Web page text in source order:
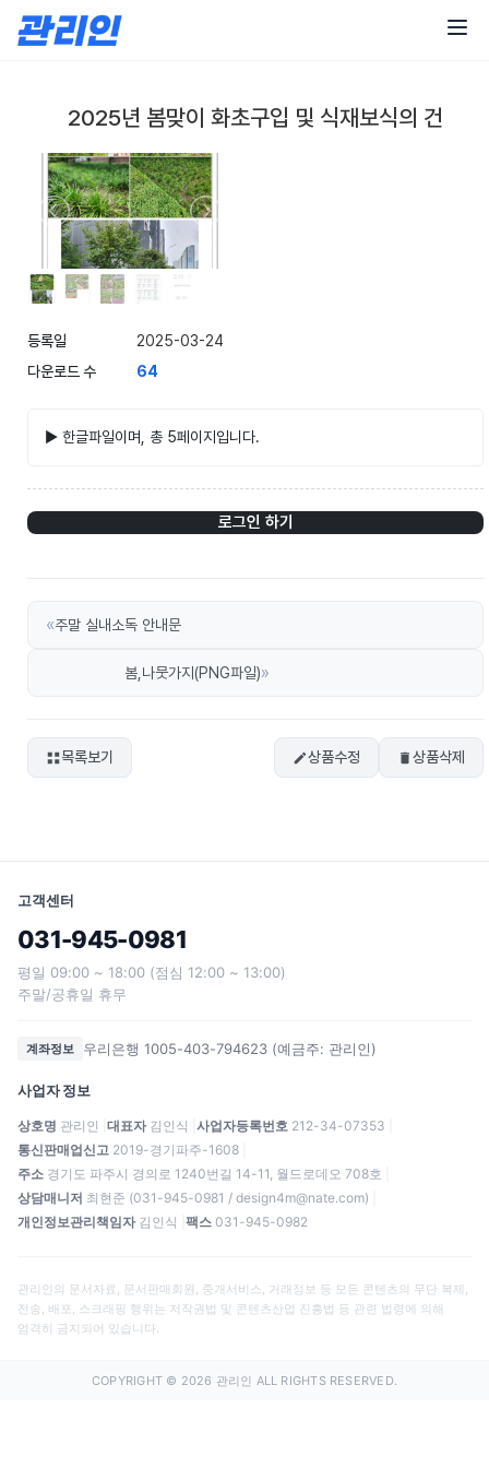
2025년 봄맞이 화초구입 및 식재보식의 건
등록일
2025-03-24
다운로드 수
64
▶ 한글파일이며, 총 5페이지입니다.
로그인 하기
«주말 실내소독 안내문
봄,나뭇가지(PNG파일)»
목록보기 상품수정 상품삭제
고객센터
031-945-0981
평일 09:00 ~ 18:00 (점심 12:00 ~ 13:00)
주말/공휴일 휴무
계좌정보 우리은행 1005-403-794623 (예금주: 관리인)
사업자 정보
상호명 관리인 대표자 김인식 사업자등록번호 212-34-07353
통신판매업신고 2019-경기파주-1608
주소 경기도 파주시 경의로 1240번길 14-11, 월드로데오 708호
상담매니저 최현준 (031-945-0981 / design4m@nate.com)
개인정보관리책임자 김인식 팩스 031-945-0982
관리인의 문서자료, 문서판매회원, 중개서비스, 거래정보 등 모든 콘텐츠의 무단 복제,
전송, 배포, 스크래핑 행위는 저작권법 및 콘텐츠산업 진흥법 등 관련 법령에 의해
엄격히 금지되어 있습니다.
COPYRIGHT © 2026 관리인 ALL RIGHTS RESERVED.